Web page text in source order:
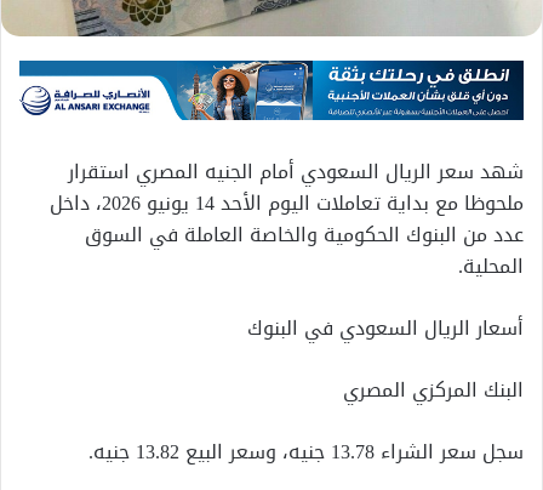
شهد سعر الريال السعودي أمام الجنيه المصري استقرار
ملحوظا مع بداية تعاملات اليوم الأحد 14 يونيو 2026، داخل
عدد من البنوك الحكومية والخاصة العاملة في السوق
المحلية.
أسعار الريال السعودي في البنوك
البنك المركزي المصري
سجل سعر الشراء 13.78 جنيه، وسعر البيع 13.82 جنيه.